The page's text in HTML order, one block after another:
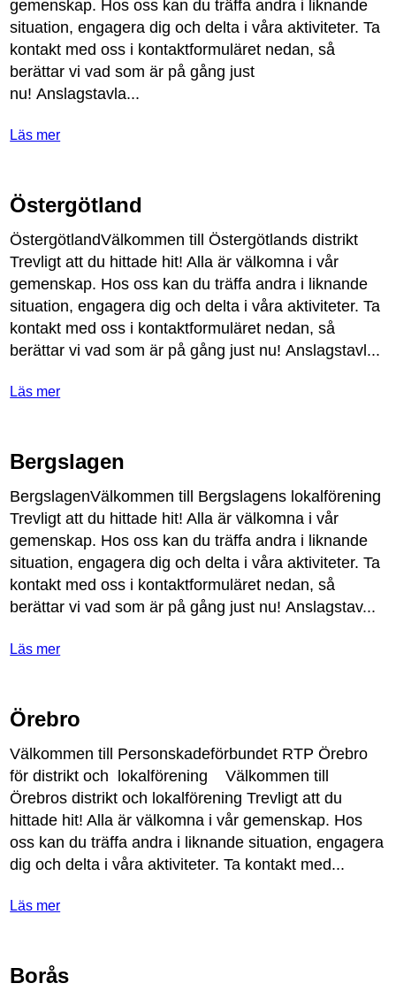
gemenskap. Hos oss kan du träffa andra i liknande
situation,engagera dig och delta i våra aktiviteter.Ta
kontakt med oss i kontaktformuläret nedan,så
berättar vi vad som är pågång just
nu!Anslagstavla...
Läs mer
Östergötland
ÖstergötlandVä lkommen till Östergötlands distrikt
Trevligt att du hittade hit!Alla är vä lkomna i vår
gemenskap. Hos oss kan du träffa andra i liknande
situation,engagera dig och delta i våra aktiviteter.Ta
kontakt med oss i kontaktformuläret nedan,så
berättar vi vad som är pågång just nu!Anslagstavl ...
Läs mer
Bergslagen
BergslagenVä lkommen till Bergslagens lokalförening
Trevligt att du hittade hit!Alla är vä lkomna i vår
gemenskap. Hos oss kan du träffa andra i liknande
situation,engagera dig och delta i våra aktiviteter.Ta
kontakt med oss i kontaktformuläret nedan,så
berättar vi vad som är pågång just nu!Anslagstav...
Läs mer
Örebro
Välkommen till Personskadeförbundet RTP Örebro
för distrikt och lokalförening Välkommen till
Örebros distrikt och lokalförening Trevligt att du
hittade hit!Alla är välkomna i vår gemenskap. Hos
oss kan du träffa andra i liknande situation,engagera
dig och delta i våra aktiviteter.Ta kontakt med...
Läs mer
Borås